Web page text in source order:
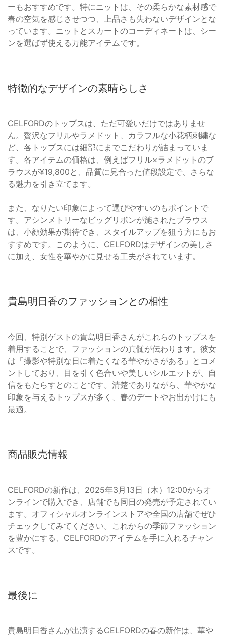
ーもおすすめです。特にニットは、その柔らかな素材感で
春の空気を感じさせつつ、上品さも失わないデザインとな
っています。ニットとスカートのコーディネートは、シー
ンを選ばず使える万能アイテムです。
特徴的なデザインの素晴らしさ
CELFORDのトップスは、ただ可愛いだけではありませ
ん。贅沢なフリルやラメドット、カラフルな小花柄刺繍な
ど、各トップスには細部にまでこだわりが詰まっていま
す。各アイテムの価格は、例えばフリル×ラメドットのブ
ラウスが¥19,800と、品質に見合った値段設定で、さらな
る魅力を引き立てます。
また、なりたい印象によって選びやすいのもポイントで
す。アシンメトリーなビッグリボンが施されたブラウス
は、小顔効果が期待でき、スタイルアップを狙う方にもお
すすめです。このように、CELFORDはデザインの美しさ
に加え、女性を華やかに見せる工夫がされています。
貴島明日香のファッションとの相性
今回、特別ゲストの貴島明日香さんがこれらのトップスを
着用することで、ファッションの真髄が伝わります。彼女
は「撮影や特別な日に着たくなる華やかさがある」とコメ
ントしており、目を引く色合いや美しいシルエットが、自
信をもたらすとのことです。清楚でありながら、華やかな
印象を与えるトップスが多く、春のデートやお出かけにも
最適。
商品販売情報
CELFORDの新作は、2025年3月13日（木）12:00からオ
ンラインで購入でき、店舗でも同日の発売が予定されてい
ます。オフィシャルオンラインストアや全国の店舗でぜひ
チェックしてみてください。これからの季節ファッション
を豊かにする、CELFORDのアイテムを手に入れるチャン
スです。
最後に
貴島明日香さんが出演するCELFORDの春の新作は、華や